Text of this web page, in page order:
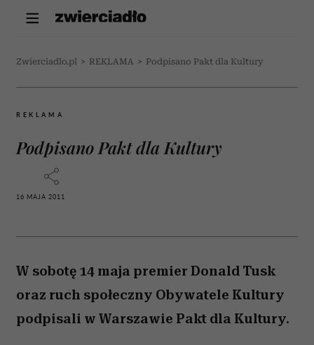
Zwierciadlo.pl > REKLAMA > Podpisano Pakt dla Kultury
REKLAMA
Podpisano Pakt dla Kultury
16 MAJA 2011
W sobotę 14 maja premier Donald Tusk
oraz ruch społeczny Obywatele Kultury
podpisali w Warszawie Pakt dla Kultury.